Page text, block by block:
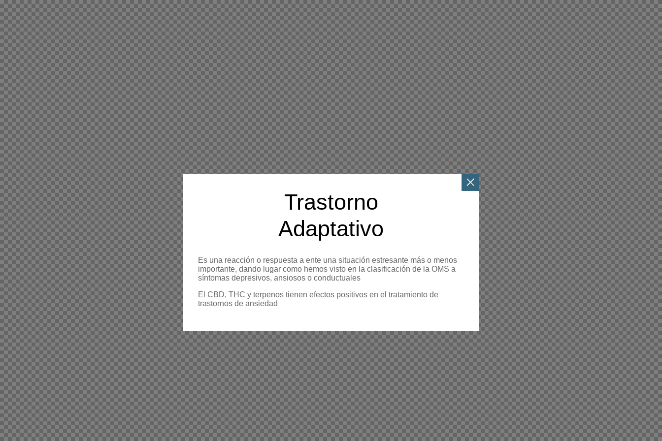
Trastorno
Adaptativo
Es una reacción o respuesta a ente una situación estresante más o menos
importante, dando lugar como hemos visto en la clasificación de la OMS a
síntomas depresivos, ansiosos o conductuales
El CBD, THC y terpenos tienen efectos positivos en el tratamiento de
trastornos de ansiedad